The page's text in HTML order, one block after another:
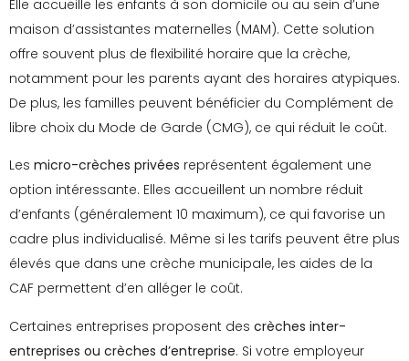
Elle accueille les enfants à son domicile ou au sein d’une
maison d’assistantes maternelles (MAM). Cette solution
offre souvent plus de flexibilité horaire que la crèche,
notamment pour les parents ayant des horaires atypiques.
De plus, les familles peuvent bénéficier du Complément de
libre choix du Mode de Garde (CMG), ce qui réduit le coût.
Les micro-crèches privées représentent également une
option intéressante. Elles accueillent un nombre réduit
d’enfants (généralement 10 maximum), ce qui favorise un
cadre plus individualisé. Même si les tarifs peuvent être plus
élevés que dans une crèche municipale, les aides de la
CAF permettent d’en alléger le coût.
Certaines entreprises proposent des crèches inter-
entreprises ou crèches d’entreprise. Si votre employeur